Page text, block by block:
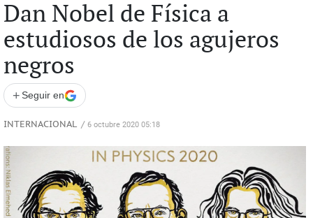
Dan Nobel de Física a
estudiosos de los agujeros
negros
+ Seguir en
INTERNACIONAL / 6 octubre 2020 05:18